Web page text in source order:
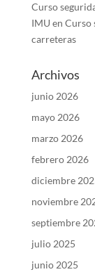
Curso
IMU en Curso
carreteras
Archivos
junio 2026
mayo 2026
marzo 2026
febrero 2026
diciembre
noviembre
septiembre
julio 2025
junio 2025